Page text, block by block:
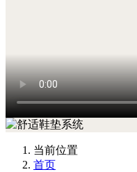
当前位置
首页